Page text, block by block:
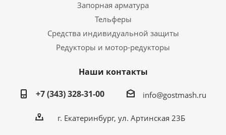
Запорная арматура
Тельферы
Средства индивидуальной защиты
Редукторы и мотор-редукторы
Наши контакты
+7 (343) 328-31-00
info@gostmash.ru
г. Екатеринбург, ул. Артинская 23Б